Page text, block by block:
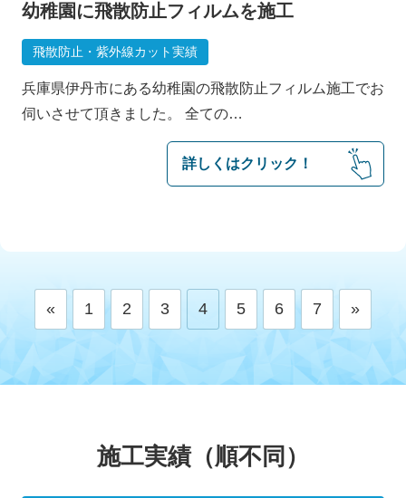
幼稚園に飛散防止フィルムを施工
飛散防止・紫外線カット実績
兵庫県伊丹市にある幼稚園の飛散防止フィルム施工でお
伺いさせて頂きました。 全ての…
詳しくはクリック！
ペ
ー
« 1 2 3 4 5 6 7 »
施工実績（順不同）